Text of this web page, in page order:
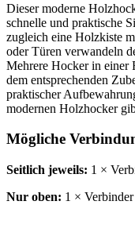
Dieser moderne
schnelle und praktische
zugleich eine Holzkiste
oder Türen verwandeln
Mehrere Hocker in einer
dem entsprechenden
praktischer
modernen Holzhocker
Mögliche
Seitlich jeweils: 1 ×
Nur oben: 1 ×